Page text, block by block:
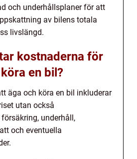
och underhållsplaner för att
av bilens totala
livslängd.
kostnaderna för
en bil?
äga och köra en bil inkluderar
utan också
underhåll,
och eventuella